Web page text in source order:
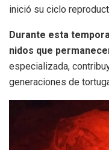
inició su ciclo
Durante esta
nidos que
especializada,
generaciones de